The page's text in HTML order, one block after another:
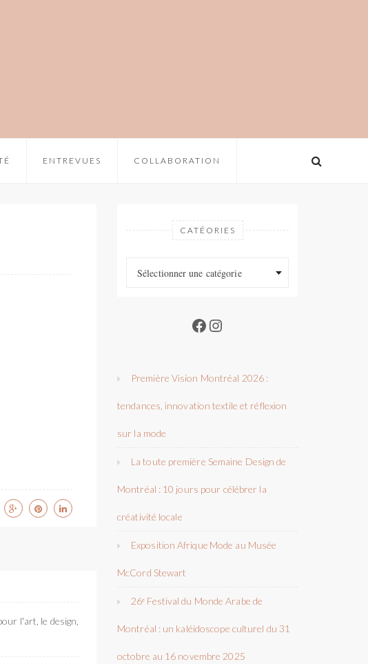
ENTREVUES COLLABORATION
l'art, le design,
CATÉORIES
Sélectionner une catégorie
Facebook
Instagram
Première Vision Montréal 2026 :
tendances, innovation textile et réflexion
sur la mode
La toute première Semaine Design de
Montréal : 10 jours pour célébrer la
créativité locale
Exposition Afrique Mode au Musée
McCord Stewart
26ᵉ Festival du Monde Arabe de
Montréal : un kaléidoscope culturel du 31
octobre au 16 novembre 2025